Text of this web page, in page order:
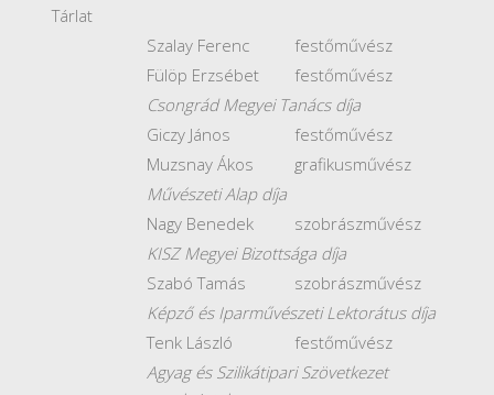
Tárlat
Szalay Ferenc
festőművész
Fülöp Erzsébet
festőművész
Csongrád Megyei Tanács díja
Giczy János
festőművész
Muzsnay Ákos
grafikusművész
Művészeti Alap díja
Nagy Benedek
szobrászművész
KISZ Megyei Bizottsága díja
Szabó Tamás
szobrászművész
Képző és Iparművészeti Lektorátus díja
Tenk László
festőművész
Agyag és Szilikátipari Szövetkezet